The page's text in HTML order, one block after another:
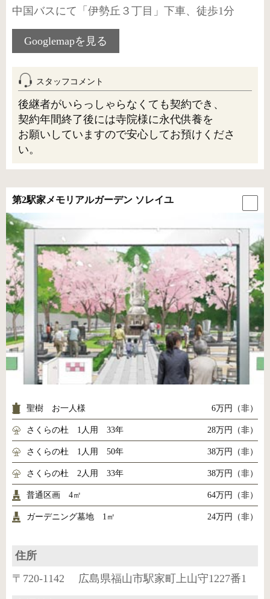
中国バスにて「伊勢丘３丁目」下車、徒歩1分
Googlemapを見る
スタッフコメント
後継者がいらっしゃらなくても契約でき、
契約年間終了後には寺院様に永代供養を
お願いしていますので安心してお預けくださ
い。
第2駅家メモリアルガーデン ソレイユ
聖樹 お一人様 6万円（非）
さくらの杜 1人用 33年 28万円（非）
さくらの杜 1人用 50年 38万円（非）
さくらの杜 2人用 33年 38万円（非）
普通区画 4㎡ 64万円（非）
ガーデニング墓地 1㎡ 24万円（非）
住所
〒720-1142 広島県福山市駅家町上山守1227番1